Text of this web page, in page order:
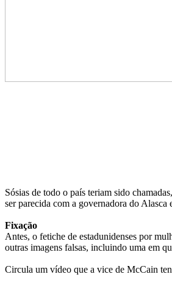
Sósias de todo o país teriam sido
ser parecida com a governadora do Alasca
Fixação
Antes, o fetiche de estadunidenses por
outras imagens falsas, incluindo uma em
Circula um vídeo que a vice de McCain